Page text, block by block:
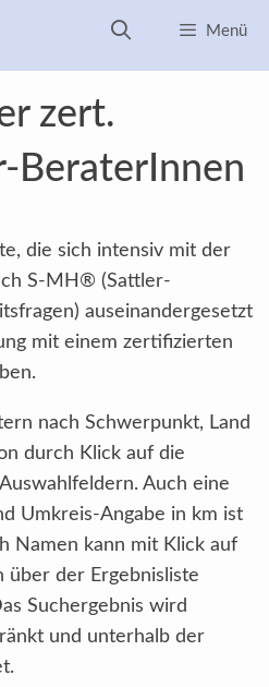
Menü
zert.
BeraterInnen
die sich intensiv mit der
S-MH® (Sattler-
auseinandergesetzt
mit einem zertifizierten
nach Schwerpunkt, Land
durch Klick auf die
Auch eine
Umkreis-Angabe in km ist
Namen kann mit Klick auf
über der Ergebnisliste
Suchergebnis wird
und unterhalb der